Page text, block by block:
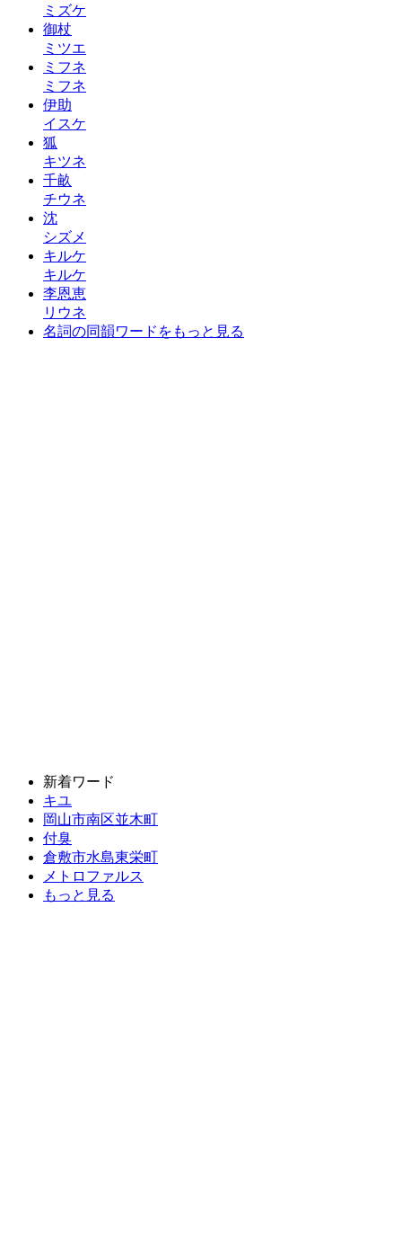
ミズケ
御杖
ミツエ
ミフネ
ミフネ
伊助
イスケ
狐
キツネ
千畝
チウネ
沈
シズメ
キルケ
キルケ
李恩恵
リウネ
名詞の同韻ワードをもっと見る
新着ワード
キユ
岡山市南区並木町
付臭
倉敷市水島東栄町
メトロファルス
もっと見る